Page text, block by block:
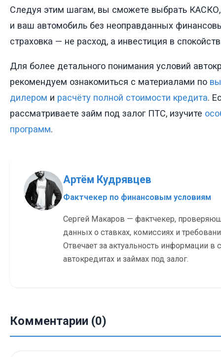
Следуя этим шагам, вы сможете выбрать КАСКО,
и ваш автомобиль без неоправданных
страховка — не расход, а инвестиция в
Для более детального понимания условий
рекомендуем ознакомиться с материалами по
дилером и расчёту полной стоимости кредита.
рассматриваете займ под залог ПТС, изучите
программ.
Артём Кудрявцев
Фактчекер по финансовым условиям
Сергей Макаров — фактчекер,
данных о ставках, комиссиях и
Отвечает за актуальность информации в
автокредитах и займах под залог.
Комментарии (0)